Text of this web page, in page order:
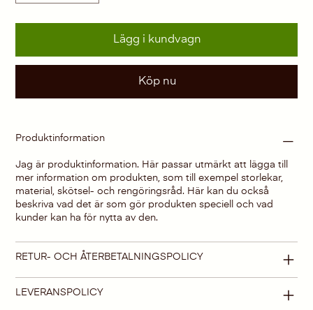
Lägg i kundvagn
Köp nu
Produktinformation
Jag är produktinformation. Här passar utmärkt att lägga till
mer information om produkten, som till exempel storlekar,
material, skötsel- och rengöringsråd. Här kan du också
beskriva vad det är som gör produkten speciell och vad
kunder kan ha för nytta av den.
RETUR- OCH ÅTERBETALNINGSPOLICY
LEVERANSPOLICY